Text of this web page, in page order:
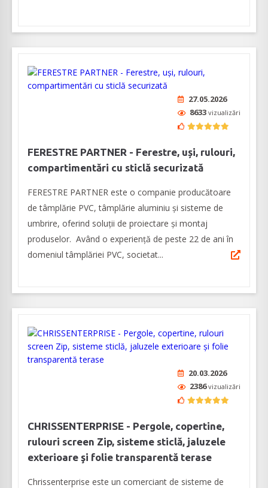
27.05.2026
8633 vizualizări
FERESTRE PARTNER - Ferestre, uși, rulouri,
compartimentări cu sticlă securizată
FERESTRE PARTNER este o companie producătoare
de tâmplărie PVC, tâmplărie aluminiu și sisteme de
umbrire, oferind soluții de proiectare și montaj
produselor. Având o experiență de peste 22 de ani în
domeniul tâmplăriei PVC, societat...
20.03.2026
2386vizualizări
CHRISSENTERPRISE - Pergole, copertine,
rulouri screen Zip, sisteme sticlă, jaluzele
exterioare şi folie transparentă terase
Chrissenterprise este un comerciant de sisteme de